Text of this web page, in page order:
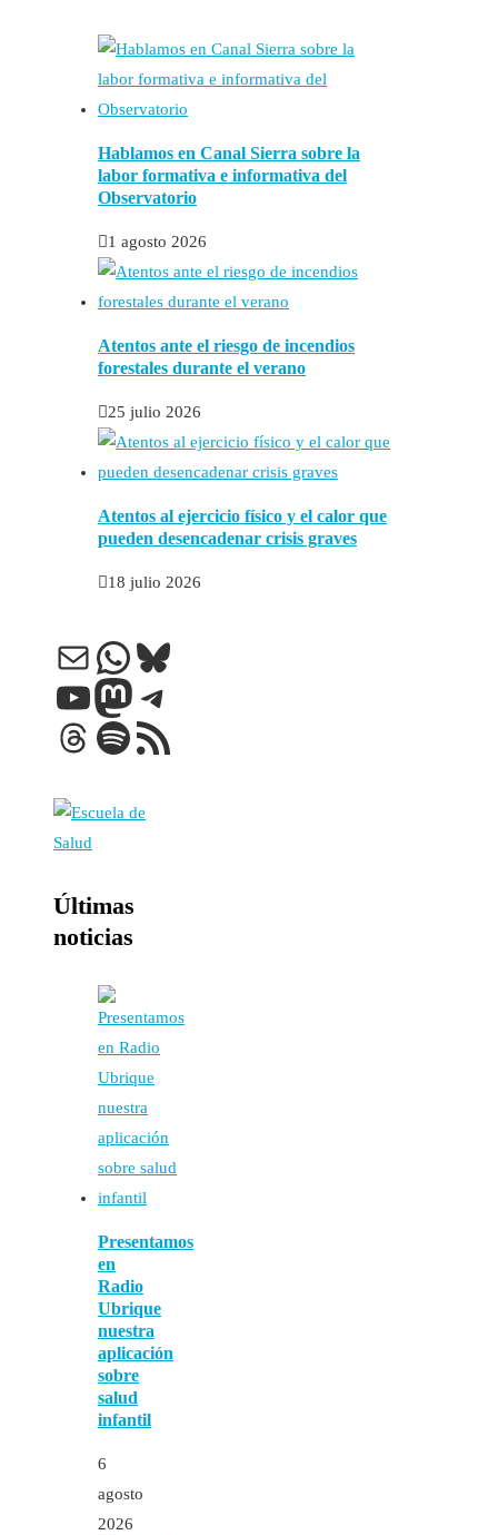
Hablamos en Canal Sierra sobre la
labor formativa e informativa del
Observatorio
1 agosto 2026
Atentos ante el riesgo de incendios
forestales durante el verano
25 julio 2026
Atentos al ejercicio físico y el calor que
pueden desencadenar crisis graves
18 julio 2026
Correo electrónico
WhatsApp
Bluesky
YouTube
Mastodon
Telegram
Threads
Spotify
Feed RSS
Últimas
noticias
Presentamos
en
Radio
Ubrique
nuestra
aplicación
sobre
salud
infantil
6
agosto
2026